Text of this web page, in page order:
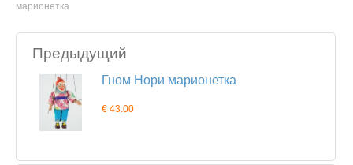
марионетка
Предыдущий
Гном Нори марионетка
€ 43.00